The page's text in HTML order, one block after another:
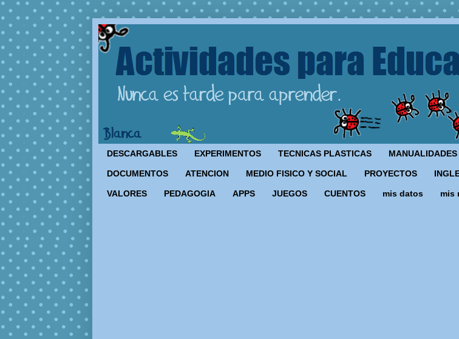
DESCARGABLES EXPERIMENTOS TECNICAS PLASTICAS MANUALIDADES
DOCUMENTOS ATENCION MEDIO FISICO Y SOCIAL PROYECTOS
VALORES PEDAGOGIA APPS JUEGOS CUENTOS mis datos mis